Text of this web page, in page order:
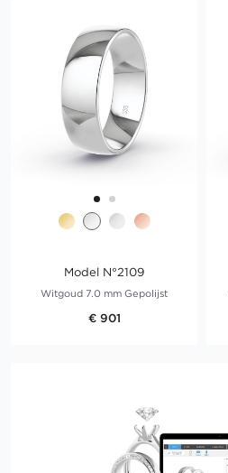
Model N°2109
Witgoud 7.0 mm Gepolijst
€ 901